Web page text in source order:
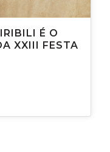
É O
XXIII FESTA